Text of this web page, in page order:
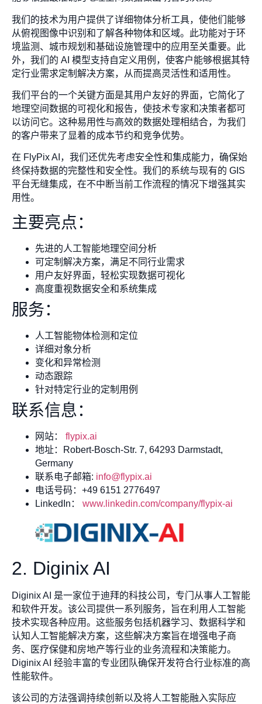
我们的技术为用户提供了详细物体分析工具，使他们能够
从俯视图像中识别和了解各种物体和区域。此功能对于环
境监测、城市规划和基础设施管理中的应用至关重要。此
外，我们的 AI 模型支持自定义用例，使客户能够根据其特
定行业需求定制解决方案，从而提高灵活性和适用性。
我们平台的一个关键方面是其用户友好的界面，它简化了
地理空间数据的可视化和报告，使技术专家和决策者都可
以访问它。这种易用性与高效的数据处理相结合，为我们
的客户带来了显着的成本节约和竞争优势。
在 FlyPix AI，我们还优先考虑安全性和集成能力，确保始
终保持数据的完整性和安全性。我们的系统与现有的 GIS
平台无缝集成，在不中断当前工作流程的情况下增强其实
用性。
主要亮点：
先进的人工智能地理空间分析
可定制解决方案，满足不同行业需求
用户友好界面，轻松实现数据可视化
高度重视数据安全和系统集成
服务：
人工智能物体检测和定位
详细对象分析
变化和异常检测
动态跟踪
针对特定行业的定制用例
联系信息：
网站： flypix.ai
地址：Robert-Bosch-Str. 7, 64293 Darmstadt,
Germany
联系电子邮箱: info@flypix.ai
电话号码：+49 6151 2776497
LinkedIn： www.linkedin.com/company/flypix-ai
2. Diginix AI
Diginix AI 是一家位于迪拜的科技公司，专门从事人工智能
和软件开发。该公司提供一系列服务，旨在利用人工智能
技术实现各种应用。这些服务包括机器学习、数据科学和
认知人工智能解决方案，这些解决方案旨在增强电子商
务、医疗保健和房地产等行业的业务流程和决策能力。
Diginix AI 经验丰富的专业团队确保开发符合行业标准的高
性能软件。
该公司的方法强调持续创新以及将人工智能融入实际应